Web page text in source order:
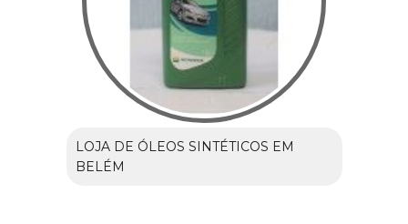
LOJA DE ÓLEOS SINTÉTICOS EM
BELÉM